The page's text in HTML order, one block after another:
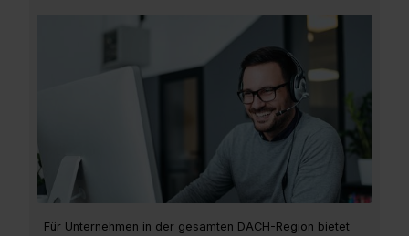
Für Unternehmen in der gesamten DACH-Region bietet